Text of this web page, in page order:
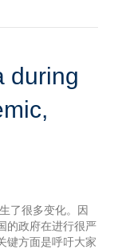
during
了很多变化。因
的政府在进行很严
键方面是呼吁大家